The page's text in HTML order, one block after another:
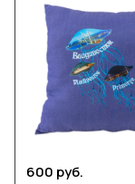
600 руб.